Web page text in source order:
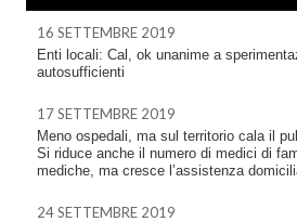
16 SETTEMBRE 2019
Enti locali: Cal, ok unanime a
autosufficienti
17 SETTEMBRE 2019
Meno ospedali, ma sul territorio cala il
Si riduce anche il numero di medici di
mediche, ma cresce l’assistenza
24 SETTEMBRE 2019